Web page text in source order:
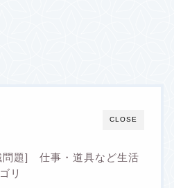
CLOSE
問題] 仕事・道具など生活
リ